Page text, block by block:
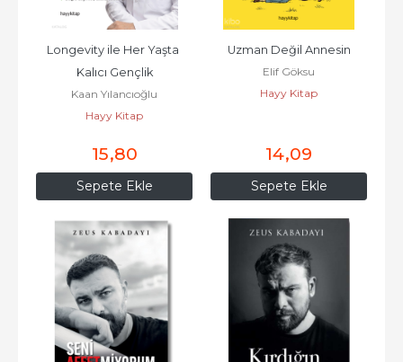
Sepete Ekle
Longevity ile Her Yaşta
Kalıcı Gençlik
Kaan Yılancıoğlu
Hayy Kitap
15,80
Sepete Ekle
Uzman Değil Annesin
Elif Göksu
Hayy Kitap
14,09